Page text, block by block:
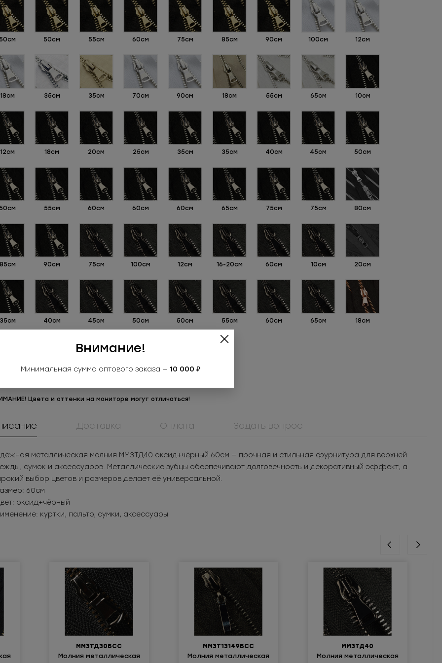
50см 55см 60см 75см 85см 90см 100см 12см
18см 35см 35см 70см 90см 18см 55см 65см 10см
12см 18см 20см 25см 35см 35см 40см 45см 50см
55см 60см 60см 60см 65см 75см 75см 80см
90см 75см 100см 12см 16-20см 60см 10см 20см
40см 45см 50см 50см 55см 60см 65см 18см
Цвета и оттенки на мониторе могут отличаться!
Доставка Оплата Задать вопрос
металлическая молния ММ3ТД40 оксид+чёрный 60см — прочная и стильная фурнитура для верхней
сумок и аксессуаров. Металлические зубцы обеспечивают долговечность и декоративный эффект, а
выбор цветов и размеров делает её универсальной.
60см
оксид+чёрный
куртки, пальто, сумки, аксессуары
ММ3ТД30БСС
Молния металлическая
ММ3Т13149БСС
Молния металлическая
ММ3ТД40
Молния металлическая
Внимание!
Минимальная сумма оптового заказа — 10 000 ₽